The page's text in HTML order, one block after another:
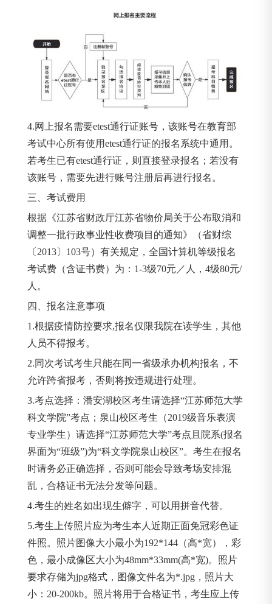
4.网上报名需要etest通行证账号，该账号在教育部
考试中心所有使用etest通行证的报名系统中通用。
若考生已有etest通行证，则直接登录报名；若没有
该账号，需要先进行账号注册后再进行报名。
三、考试费用
根据《江苏省财政厅江苏省物价局关于公布取消和
调整一批行政事业性收费项目的通知》（省财综
〔2013〕103号）有关规定，全国计算机等级报名
考试费（含证书费）为：1-3级70元／人，4级80元/
人。
四、报名注意事项
1.根据疫情防控要求,报名仅限我院在读学生，其他
人员不得报考。
2.同次考试考生只能在同一省级承办机构报名，不
允许跨省报考，否则将按违规进行处理。
3.考点选择：潘安湖校区考生请选择“江苏师范大学
科文学院”考点；泉山校区考生（2019级音乐表演
专业学生）请选择“江苏师范大学”考点且院系(报名
界面为“班级”)为“科文学院泉山校区”。考生在报名
时请务必正确选择，否则可能会导致考场安排混
乱，合格证书无法分发等问题。
4.考生的姓名如出现生僻字，可以用拼音代替。
5.考生上传照片应为考生本人近期正面免冠彩色证
件照。照片图像大小最小为192*144（高*宽），彩
色，最小成像区大小为48mm*33mm(高*宽)。照片
要求存储为jpg格式，图像文件名为*.jpg，照片大
小：20-200kb。照片将用于合格证书，考生应上传